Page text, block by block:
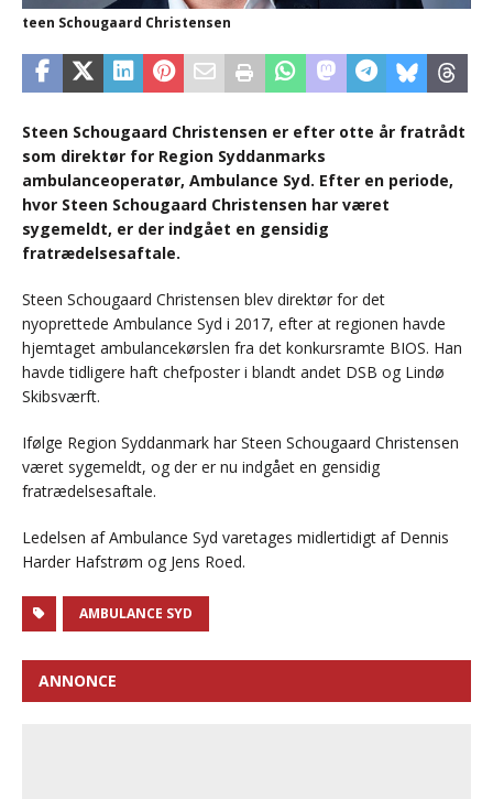
teen Schougaard Christensen
Steen Schougaard Christensen er efter otte år fratrådt
som direktør for Region Syddanmarks
ambulanceoperatør, Ambulance Syd. Efter en periode,
hvor Steen Schougaard Christensen har været
sygemeldt, er der indgået en gensidig
fratrædelsesaftale.
Steen Schougaard Christensen blev direktør for det
nyoprettede Ambulance Syd i 2017, efter at regionen havde
hjemtaget ambulancekørslen fra det konkursramte BIOS. Han
havde tidligere haft chefposter i blandt andet DSB og Lindø
Skibsværft.
Ifølge Region Syddanmark har Steen Schougaard Christensen
været sygemeldt, og der er nu indgået en gensidig
fratrædelsesaftale.
Ledelsen af Ambulance Syd varetages midlertidigt af Dennis
Harder Hafstrøm og Jens Roed.
AMBULANCE SYD
ANNONCE